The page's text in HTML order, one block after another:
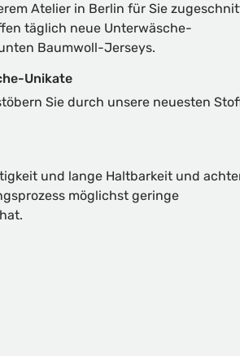
Atelier in Berlin für Sie
täglich neue Unterwäsche-
Baumwoll-Jerseys.
Unikate
Sie durch unsere neuesten
und lange Haltbarkeit und
möglichst geringe